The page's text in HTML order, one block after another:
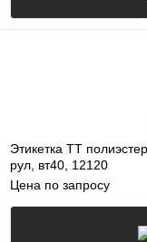
Этикетка ТТ
рул, вт40, 12120
Цена по запросу